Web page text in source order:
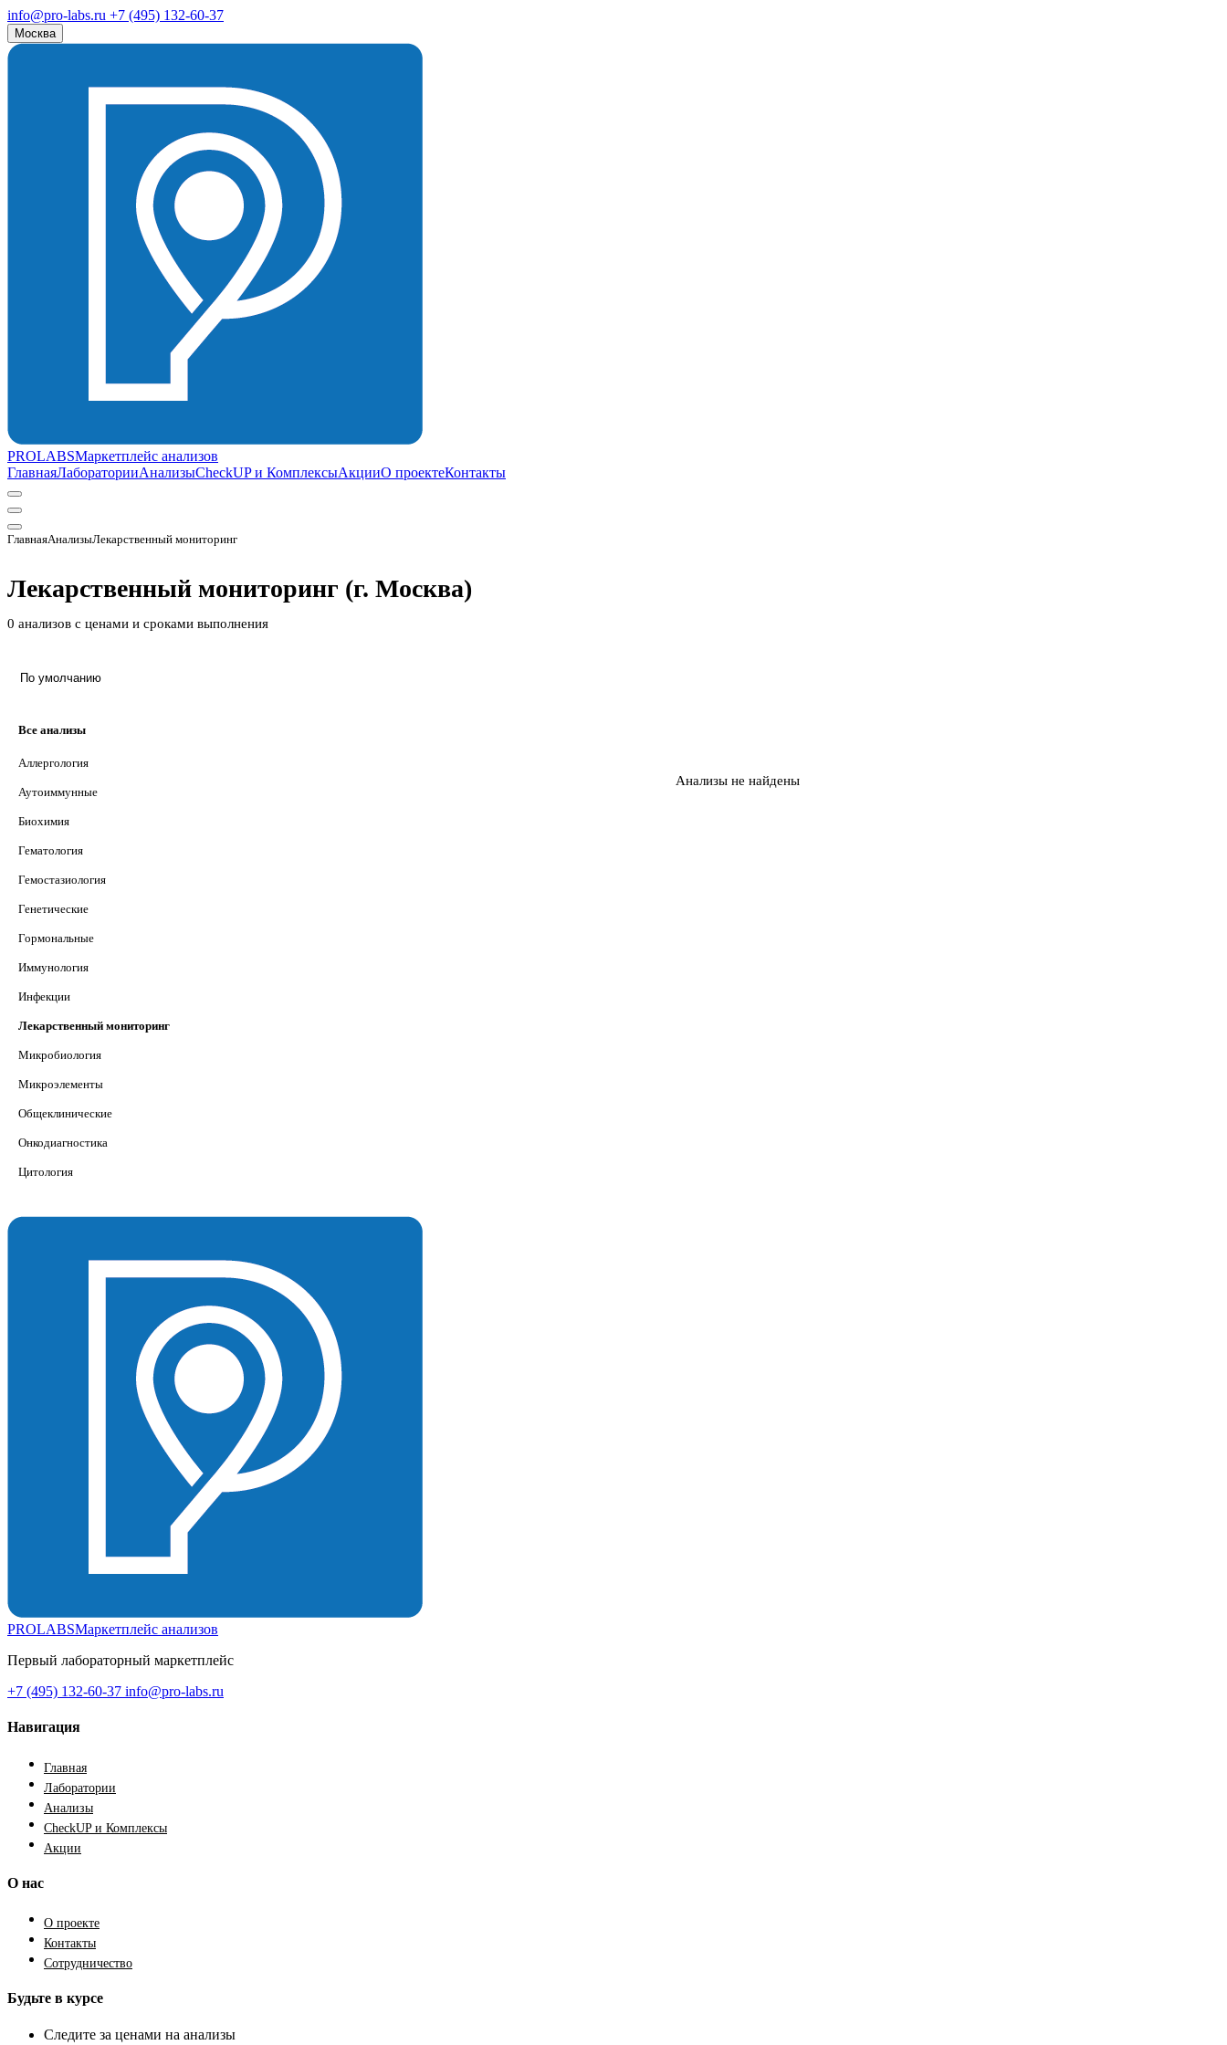
info@pro-labs.ru +7 (495) 132-60-37
Москва
PROLABSМаркетплейс анализов
ГлавнаяЛабораторииАнализыCheckUP и КомплексыАкцииО проектеКонтакты
ГлавнаяАнализыЛекарственный мониторинг
Лекарственный мониторинг (г. Москва)
0 анализов с ценами и сроками выполнения
По умолчанию
Все анализы
Аллергология
Аутоиммунные
Биохимия
Гематология
Гемостазиология
Генетические
Гормональные
Иммунология
Инфекции
Лекарственный мониторинг
Микробиология
Микроэлементы
Общеклинические
Онкодиагностика
Цитология
Анализы не найдены
PROLABSМаркетплейс анализов
Первый лабораторный маркетплейс
+7 (495) 132-60-37 info@pro-labs.ru
Навигация
Главная
Лаборатории
Анализы
CheckUP и Комплексы
Акции
О нас
О проекте
Контакты
Сотрудничество
Будьте в курсе
Следите за ценами на анализы